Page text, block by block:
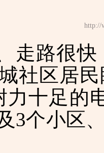
http://
走路很
社区居
力十足的
3个小区